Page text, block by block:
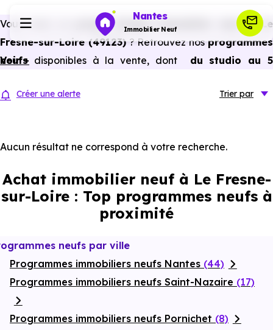
Nantes
Immobilier Neuf
Investir
Actualités
Financer
Vous avez un
projet d’achat immobilier neuf à Le
Fresne-sur-Loire (49123)? Retrouvez nos programmes
neufsdisponibles à la vente, dont
du studio au 5
d’agence.
à Le Fresne-sur-Loire (49123), vous pouvez aussi
dans certains cas, frais de notaire réduits, bonnes
performances énergétiques, garanties constructeur, etc.
Voir +
Créer une alerte Trier par
Aucun résultat ne correspond à votre recherche.
Achat immobilier neuf à Le Fresne-
sur-Loire : Top programmes neufs à
proximité
neufs par ville
Programmes immobiliers neufs Nantes (44)
Programmes immobiliers neufs Saint-Nazaire (17)
Programmes immobiliers neufs Pornichet (8)